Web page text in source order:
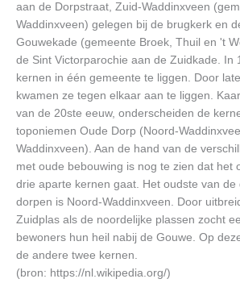
aan de Dorpstraat, Zuid-Waddinxveen
Waddinxveen) gelegen bij de brugkerk en
Gouwekade (gemeente Broek, Thuil en 't
de Sint Victorparochie aan de Zuidkade. In
kernen in één gemeente te liggen. Door
kwamen ze tegen elkaar aan te liggen.
van de 20ste eeuw, onderscheiden de
toponiemen Oude Dorp (Noord-
Waddinxveen). Aan de hand van de
met oude bebouwing is nog te zien dat het
drie aparte kernen gaat. Het oudste van de
dorpen is Noord-Waddinxveen. Door
Zuidplas als de noordelijke plassen zocht
bewoners hun heil nabij de Gouwe. Op
de andere twee kernen.
(bron: https://nl.wikipedia.org/)